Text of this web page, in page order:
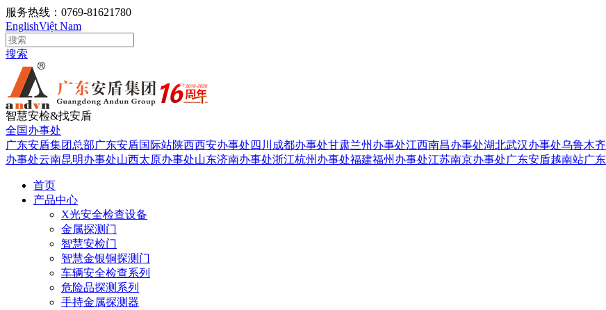
服务热线：0769-81621780
EnglishViệt Nam
搜索
智慧安检&找安盾
全国办事处
广东安盾集团总部广东安盾国际站陕西西安办事处 四川成都办事处甘肃兰州办事处江西南昌办事处湖北武汉办事处乌鲁木
办事处云南昆明办事处山西太原办事处山东济南办事处浙江杭州办事处福建福州办事处江苏南京办事处广东安盾越南站广
首页
产品中心
X光安全检查设备
金属探测门
智慧安检门
智慧金银铜探测门
车辆安全检查系列
危险品探测系列
手持金属探测器